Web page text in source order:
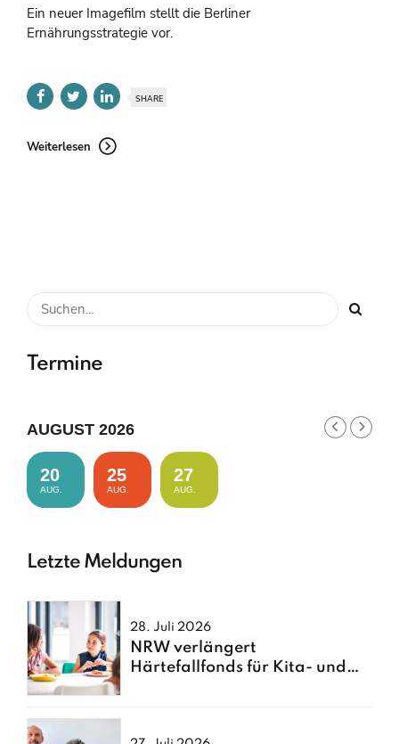
Ein neuer Imagefilm stellt die Berliner
Ernährungsstrategie vor.
SHARE
Weiterlesen
Termine
AUGUST 2026
20
AUG.
25
AUG.
27
AUG.
Letzte Meldungen
28. Juli 2026
NRW verlängert
Härtefallfonds für Kita- und